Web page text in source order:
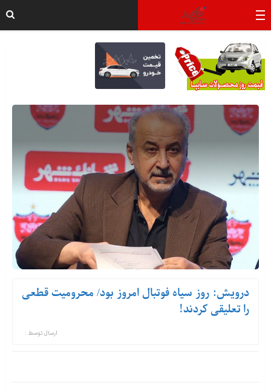
درویش: روز سیاه فوتبال امروز بود/ محرومیت قطعی
را تعلیقی کردند!
ارسال توسط :